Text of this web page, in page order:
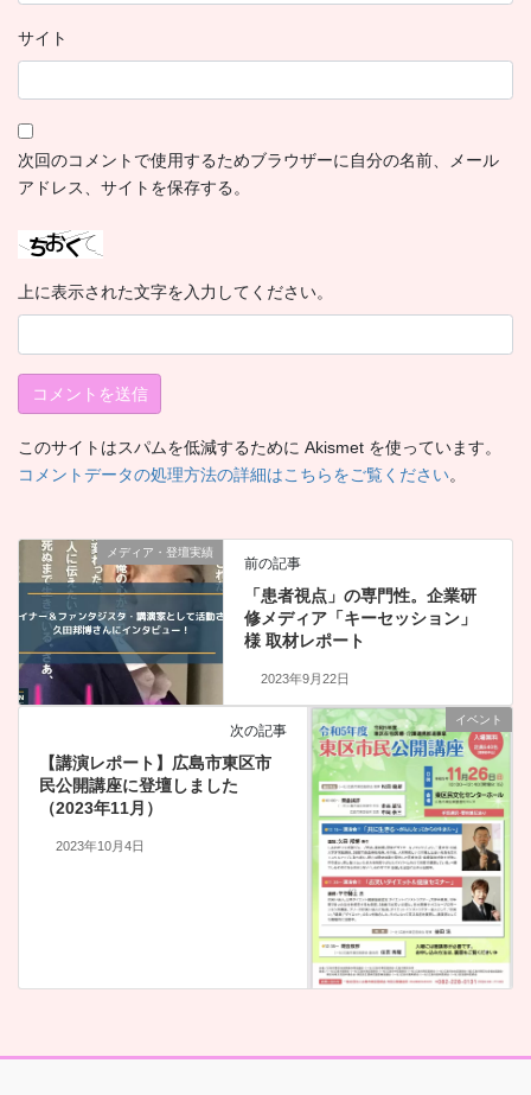
サイト
次回のコメントで使用するためブラウザーに自分の名前、メール
アドレス、サイトを保存する。
上に表示された文字を入力してください。
このサイトはスパムを低減するために Akismet を使っています。
コメントデータの処理方法の詳細はこちらをご覧ください。
メディア・登壇実績
前の記事
「患者視点」の専門性。企業研
修メディア「キーセッション」
様 取材レポート
2023年9月22日
イベント
次の記事
【講演レポート】広島市東区市
民公開講座に登壇しました
（2023年11月）
2023年10月4日